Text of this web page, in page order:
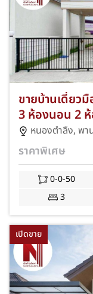
ขายบ้านเดี่ยว
3 ห้องนอน 2
ตำลึง–ซอยเท
ชลบุรี พร้อมข
182
หนองตำลึง, พา
ราคาพิเศษ
0-0-50
3
เปิดขาย